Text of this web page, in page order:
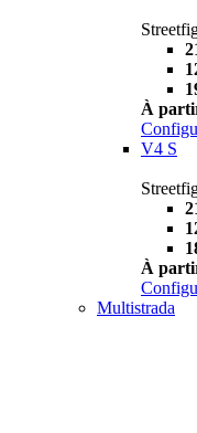
À
V4 S
À
Multistrada